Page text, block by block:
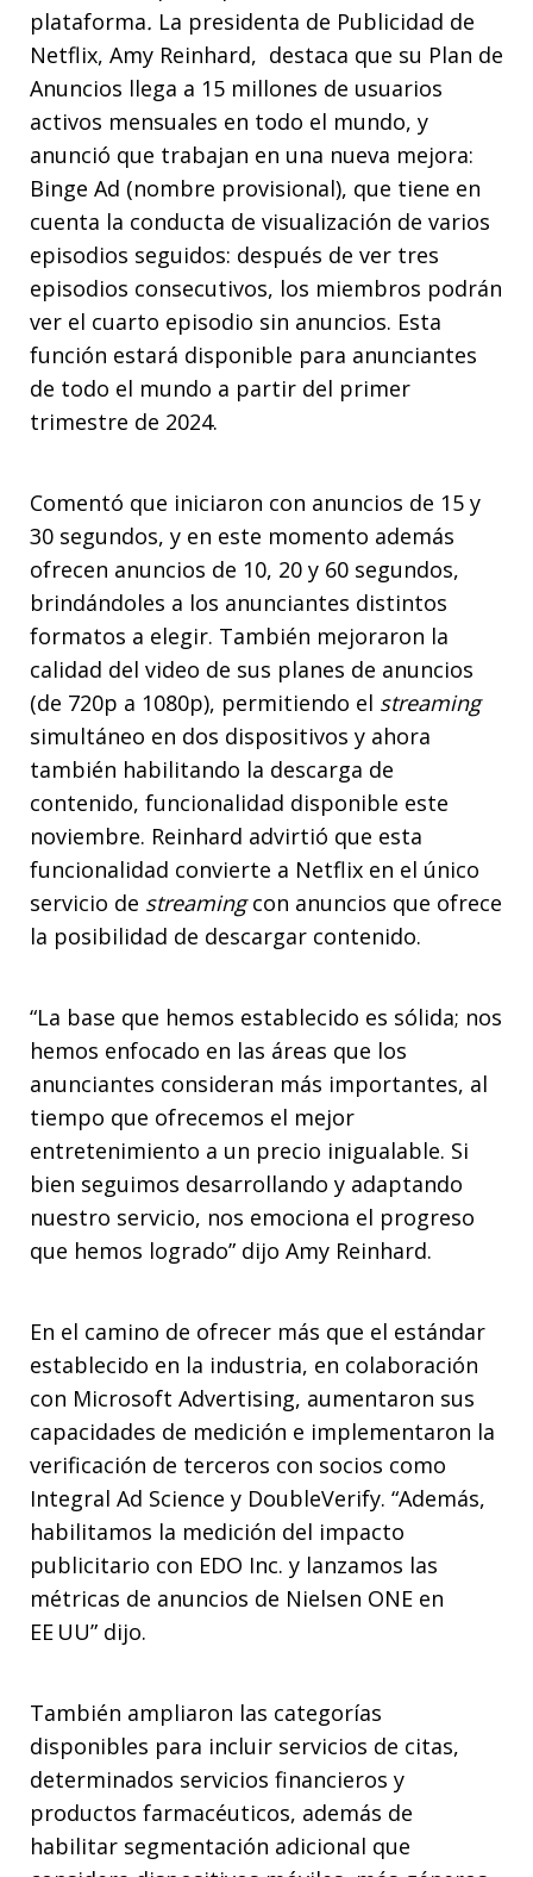
plataforma. La presidenta de Publicidad de
Netflix, Amy Reinhard, destaca que su Plan de
Anuncios llega a 15 millones de usuarios
activos mensuales en todo el mundo, y
anunció que trabajan en una nueva mejora:
Binge Ad (nombre provisional), que tiene en
cuenta la conducta de visualización de varios
episodios seguidos: después de ver tres
episodios consecutivos, los miembros podrán
ver el cuarto episodio sin anuncios. Esta
función estará disponible para anunciantes
de todo el mundo a partir del primer
trimestre de 2024.
Comentó que iniciaron con anuncios de 15 y
30 segundos, y en este momento además
ofrecen anuncios de 10, 20 y 60 segundos,
brindándoles a los anunciantes distintos
formatos a elegir. También mejoraron la
calidad del video de sus planes de anuncios
(de 720p a 1080p), permitiendo el streaming
simultáneo en dos dispositivos y ahora
también habilitando la descarga de
contenido, funcionalidad disponible este
noviembre. Reinhard advirtió que esta
funcionalidad convierte a Netflix en el único
servicio de streamingcon anuncios que ofrece
la posibilidad de descargar contenido.
“La base que hemos establecido es sólida; nos
hemos enfocado en las áreas que los
anunciantes consideran más importantes, al
tiempo que ofrecemos el mejor
entretenimiento a un precio inigualable. Si
bien seguimos desarrollando y adaptando
nuestro servicio, nos emociona el progreso
que hemos logrado” dijo Amy Reinhard.
En el camino de ofrecer más que el estándar
establecido en la industria, en colaboración
con Microsoft Advertising, aumentaron sus
capacidades de medición e implementaron la
verificación de terceros con socios como
Integral Ad Science y DoubleVerify. “Además,
habilitamos la medición del impacto
publicitario con EDO Inc. y lanzamos las
métricas de anuncios de Nielsen ONE en
EE UU” dijo.
También ampliaron las categorías
disponibles para incluir servicios de citas,
determinados servicios financieros y
productos farmacéuticos, además de
habilitar segmentación adicional que